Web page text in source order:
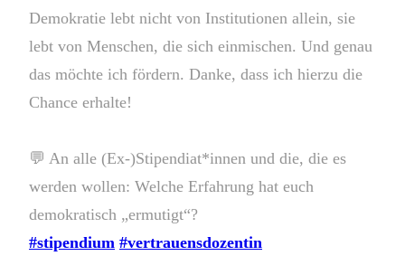
Demokratie lebt nicht von Institutionen allein, sie
lebt von Menschen, die sich einmischen. Und genau
das möchte ich fördern. Danke, dass ich hierzu die
Chance erhalte!
💬 An alle (Ex-)Stipendiat*innen und die, die es
werden wollen: Welche Erfahrung hat euch
demokratisch „ermutigt“?
#stipendium #vertrauensdozentin